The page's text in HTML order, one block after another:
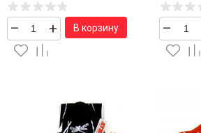
– + В корзину –